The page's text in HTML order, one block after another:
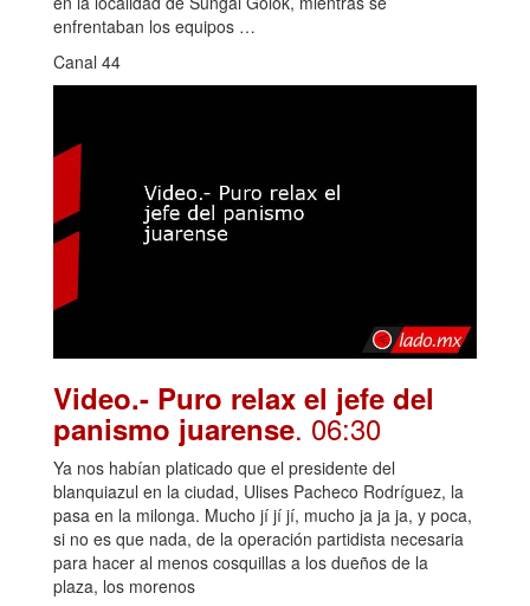
enfrentaban los equipos …
Canal 44
Video.- Puro relax el jefe del
panismo juarense. 06:30
Ya nos habían platicado que el presidente del
blanquiazul en la ciudad, Ulises Pacheco Rodríguez, la
pasa en la milonga. Mucho jí jí jí, mucho ja ja ja, y poca,
si no es que nada, de la operación partidista necesaria
para hacer al menos cosquillas a los dueños de la
plaza, los morenos